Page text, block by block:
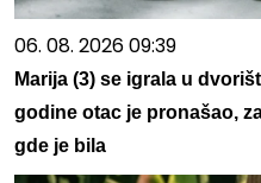
06. 08. 2026 09:39
Marija (3) se igrala u
godine otac je pronašao,
gde je bila